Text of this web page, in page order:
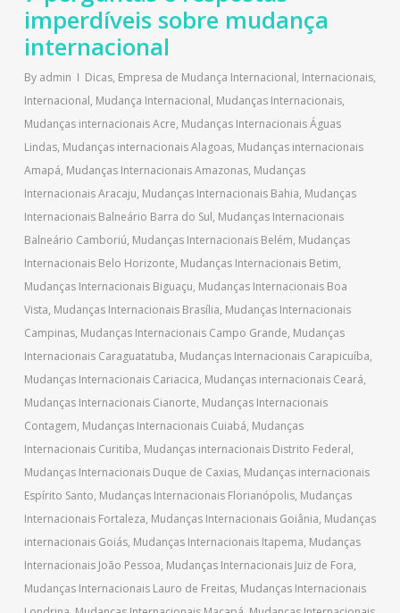
imperdíveis sobre mudança
internacional
By admin Dicas, Empresa de Mudança Internacional, Internacionais,
Internacional, Mudança Internacional, Mudanças Internacionais,
Mudanças internacionais Acre, Mudanças Internacionais Águas
Lindas, Mudanças internacionais Alagoas, Mudanças internacionais
Amapá, Mudanças Internacionais Amazonas, Mudanças
Internacionais Aracaju, Mudanças Internacionais Bahia, Mudanças
Internacionais Balneário Barra do Sul, Mudanças Internacionais
Balneário Camboriú, Mudanças Internacionais Belém, Mudanças
Internacionais Belo Horizonte, Mudanças Internacionais Betim,
Mudanças Internacionais Biguaçu, Mudanças Internacionais Boa
Vista, Mudanças Internacionais Brasília, Mudanças Internacionais
Campinas, Mudanças Internacionais Campo Grande, Mudanças
Internacionais Caraguatatuba, Mudanças Internacionais Carapicuíba,
Mudanças Internacionais Cariacica, Mudanças internacionais Ceará,
Mudanças Internacionais Cianorte, Mudanças Internacionais
Contagem, Mudanças Internacionais Cuiabá, Mudanças
Internacionais Curitiba, Mudanças internacionais Distrito Federal,
Mudanças Internacionais Duque de Caxias, Mudanças internacionais
Espírito Santo, Mudanças Internacionais Florianópolis, Mudanças
Internacionais Fortaleza, Mudanças Internacionais Goiânia, Mudanças
internacionais Goiás, Mudanças Internacionais Itapema, Mudanças
Internacionais João Pessoa, Mudanças Internacionais Juiz de Fora,
Mudanças Internacionais Lauro de Freitas, Mudanças Internacionais